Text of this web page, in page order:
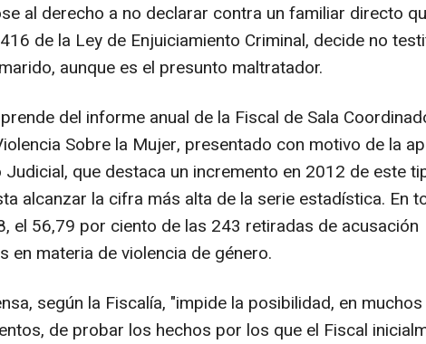
al derecho a no declarar contra un familiar directo
de la Ley de Enjuiciamiento Criminal, decide no
aunque es el presunto maltratador.
del informe anual de la Fiscal de Sala
Sobre la Mujer, presentado con motivo de la
Judicial, que destaca un incremento en 2012 de este
alcanzar la cifra más alta de la serie estadística. En
el 56,79 por ciento de las 243 retiradas de acusación
en materia de violencia de género.
según la Fiscalía, "impide la posibilidad, en muchos
de probar los hechos por los que el Fiscal